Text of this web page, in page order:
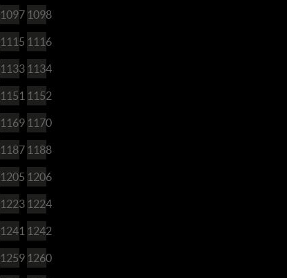
1097 1098
1115 1116
1133 1134
1151 1152
1169 1170
1187 1188
1205 1206
1223 1224
1241 1242
1259 1260